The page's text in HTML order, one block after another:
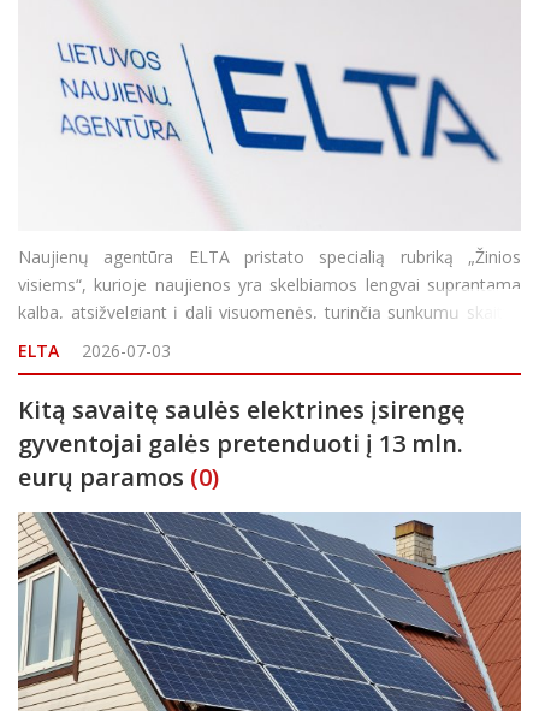
Naujienų agentūra ELTA pristato specialią rubriką „Žinios
visiems“, kurioje naujienos yra skelbiamos lengvai suprantama
kalba, atsižvelgiant į dalį visuomenės, turinčią sunkumų skaityti
ir suprasti informaciją. Rubrikos turinys rengiamas pasitelkiant
dirbtinio intelekto įrankį ELTA E2R,
ELTA 2026-07-03
Kitą savaitę saulės elektrines įsirengę
gyventojai galės pretenduoti į 13 mln.
eurų paramos (0)